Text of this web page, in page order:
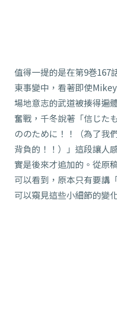
值得一提的是在第9巻
東事變中，看著即使
場地意志的武道被揍得遍
奮戰，千冬說著「信じた
ののために！！（為了我
背負的！！）」這段讓人
實是後來才追加的。從原
可以看到，原本只有要講
可以窺見這些小細節的變